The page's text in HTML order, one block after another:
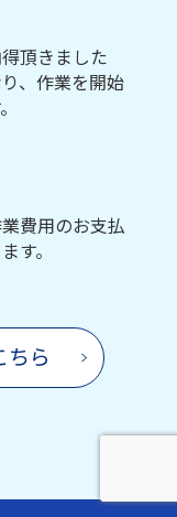
頂きました
、作業を開始
費用のお支払
す。
ちら